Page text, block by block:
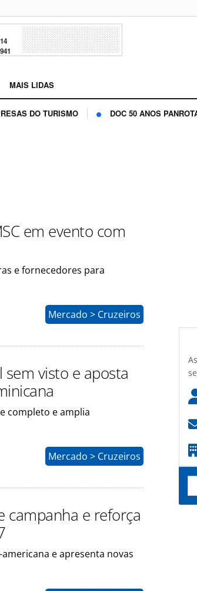
MAIS LIDAS
DO TURISMO DOC 50 ANOS
em evento com
e fornecedores para
Mercado > Cruzeiros
sem visto e aposta
completo e amplia
Mercado > Cruzeiros
campanha e reforça
e apresenta novas